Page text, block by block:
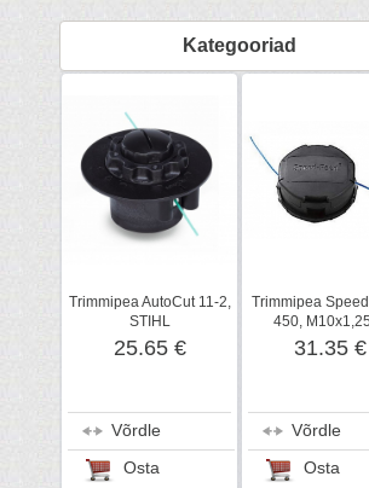
Kategooriad
Trimmipea AutoCut 11-2,
STIHL
25.65 €
Võrdle
Osta
Trimmipea
450,
SHINDAIWA
31.35 €
Võrdle
Osta